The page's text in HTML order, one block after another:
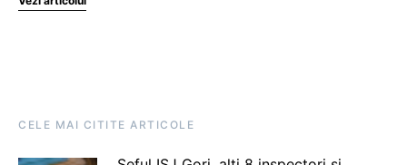
CELE MAI CITITE ARTICOLE